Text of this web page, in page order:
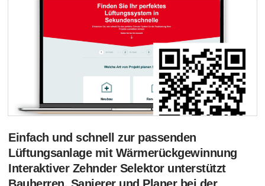
Einfach und schnell zur passenden
Lüftungsanlage mit Wärmerückgewinnung
Interaktiver Zehnder Selektor unterstützt